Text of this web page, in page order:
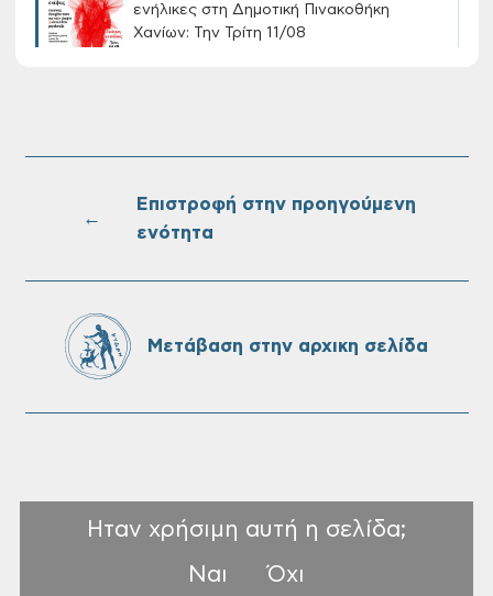
ενήλικες στη Δημοτική Πινακοθήκη
Χανίων: Την Τρίτη 11/08
Τακτική συνεδρίαση Δημοτικής Επιτροπής
←
Επιστροφή στην προηγούμενη
ενότητα
Μετάβαση στην αρχικη σελίδα
Ηταν χρήσιμη αυτή η σελίδα;
Ναι
Όχι